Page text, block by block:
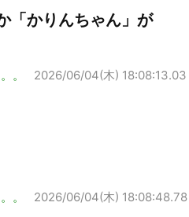
「かりんちゃん」が
。 2026/06/04(木) 18:08:13.03
。 2026/06/04(木) 18:08:48.78